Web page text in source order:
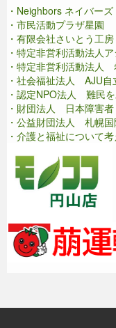
・Neighbors ネイバーズ
・市民活動プラザ星園
・有限会社さいとう工房
・特定非営利活動法人
・特定非営利活動法人
・社会福祉法人 AJU自
・認定NPO法人 難民
・財団法人 日本障害
・公益財団法人 札幌
・介護と福祉について